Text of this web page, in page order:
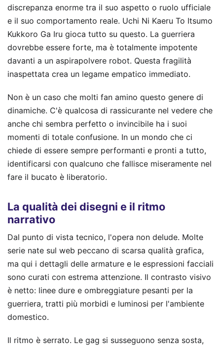
discrepanza enorme tra il suo aspetto o ruolo ufficiale
e il suo comportamento reale. Uchi Ni Kaeru To Itsumo
Kukkoro Ga Iru gioca tutto su questo. La guerriera
dovrebbe essere forte, ma è totalmente impotente
davanti a un aspirapolvere robot. Questa fragilità
inaspettata crea un legame empatico immediato.
Non è un caso che molti fan amino questo genere di
dinamiche. C'è qualcosa di rassicurante nel vedere che
anche chi sembra perfetto o invincibile ha i suoi
momenti di totale confusione. In un mondo che ci
chiede di essere sempre performanti e pronti a tutto,
identificarsi con qualcuno che fallisce miseramente nel
fare il bucato è liberatorio.
La qualità dei disegni e il ritmo
narrativo
Dal punto di vista tecnico, l'opera non delude. Molte
serie nate sul web peccano di scarsa qualità grafica,
ma qui i dettagli delle armature e le espressioni facciali
sono curati con estrema attenzione. Il contrasto visivo
è netto: linee dure e ombreggiature pesanti per la
guerriera, tratti più morbidi e luminosi per l'ambiente
domestico.
Il ritmo è serrato. Le gag si susseguono senza sosta,